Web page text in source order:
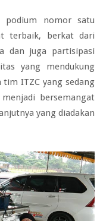
podium nomor satu
terbaik, berkat dari
dan juga partisipasi
yang mendukung
ITZC yang sedang
bersemangat
yang diadakan